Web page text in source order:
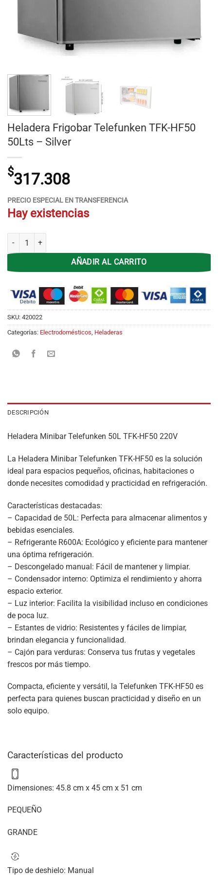
Heladera Frigobar Telefunken TFK-HF50
50Lts – Silver
$317.308
PRECIO ESPECIAL EN TRANSFERENCIA
Hay existencias
Heladera Frigobar Telefunken TFK-HF50 50Lts - Silver cantidad
AÑADIR AL CARRITO
SKU: 420022
Categorías: Electrodomésticos, Heladeras
DESCRIPCIÓN
Heladera Minibar Telefunken 50L TFK-HF50 220V
La Heladera Minibar Telefunken TFK-HF50 es la solución
ideal para espacios pequeños, oficinas, habitaciones o
donde necesites comodidad y practicidad en refrigeración.
Características destacadas:
– Capacidad de 50L: Perfecta para almacenar alimentos y
bebidas esenciales.
– Refrigerante R600A: Ecológico y eficiente para mantener
una óptima refrigeración.
– Descongelado manual: Fácil de mantener y limpiar.
– Condensador interno: Optimiza el rendimiento y ahorra
espacio exterior.
– Luz interior: Facilita la visibilidad incluso en condiciones
de poca luz.
– Estantes de vidrio: Resistentes y fáciles de limpiar,
brindan elegancia y funcionalidad.
– Cajón para verduras: Conserva tus frutas y vegetales
frescos por más tiempo.
Compacta, eficiente y versátil, la Telefunken TFK-HF50 es
perfecta para quienes buscan practicidad y diseño en un
solo equipo.
Características del producto
Dimensiones: 45.8 cm x 45 cm x 51 cm
PEQUEÑO
GRANDE
Tipo de deshielo: Manual